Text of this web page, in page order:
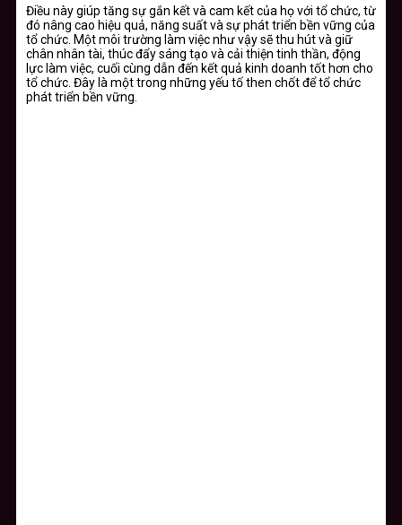
Điều này giúp tăng sự gắn kết và cam kết của họ với tổ chức, từ
đó nâng cao hiệu quả, năng suất và sự phát triển bền vững của
tổ chức. Một môi trường làm việc như vậy sẽ thu hút và giữ
chân nhân tài, thúc đẩy sáng tạo và cải thiện tinh thần, động
lực làm việc, cuối cùng dẫn đến kết quả kinh doanh tốt hơn cho
tổ chức. Đây là một trong những yếu tố then chốt để tổ chức
phát triển bền vững.